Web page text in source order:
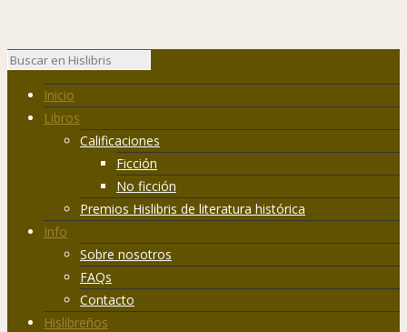
Inicio
Libros
Calificaciones
Ficción
No ficción
Premios Hislibris de literatura histórica
Info
Sobre nosotros
FAQs
Contacto
Hislibreños